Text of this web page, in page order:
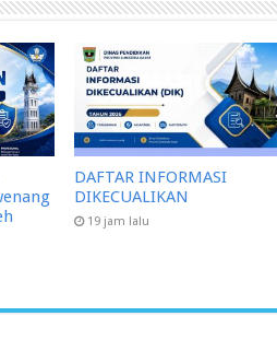
DAFTAR INFORMASI
DIKECUALIKAN
19 jam lalu